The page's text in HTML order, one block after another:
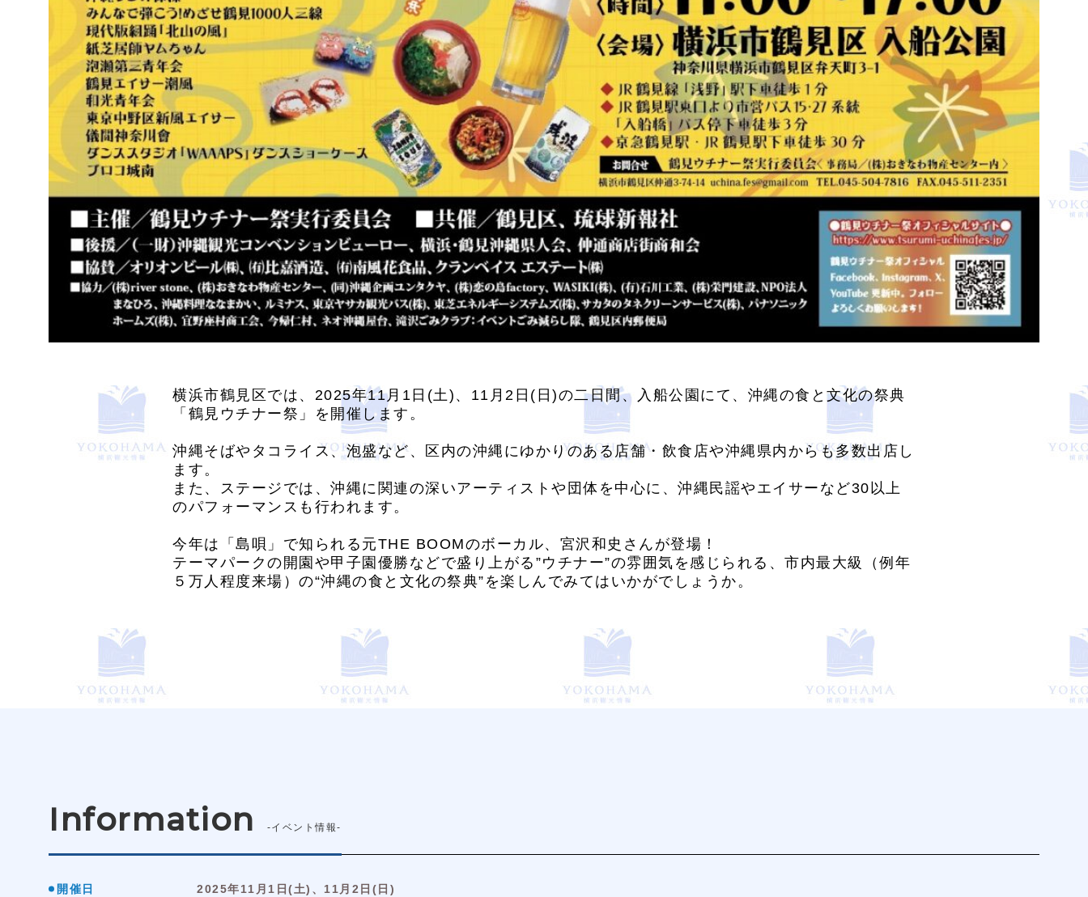
横浜市鶴見区では、2025年11月1日(土)、11月2日(日)の二日間、入船公園にて、沖縄の食と文化の祭典
「鶴見ウチナー祭」を開催します。
沖縄そばやタコライス、泡盛など、区内の沖縄にゆかりのある店舗・飲食店や沖縄県内からも多数出店し
ます。
また、ステージでは、沖縄に関連の深いアーティストや団体を中心に、沖縄民謡やエイサーなど30以上
のパフォーマンスも行われます。
今年は「島唄」で知られる元THE BOOMのボーカル、宮沢和史さんが登場！
テーマパークの開園や甲子園優勝などで盛り上がる”ウチナー”の雰囲気を感じられる、市内最大級（例年
５万人程度来場）の“沖縄の食と文化の祭典”を楽しんでみてはいかがでしょうか。
Information -イベント情報-
開催日
2025年11月1日(土)、11月2日(日)